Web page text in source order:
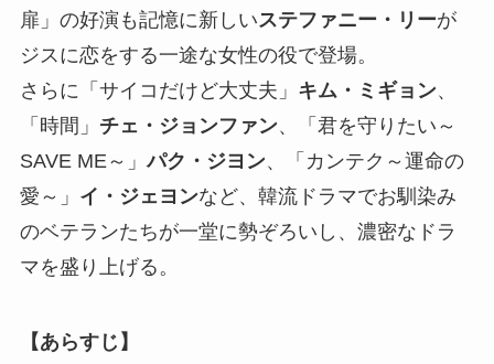
扉」の好演も記憶に新しいステファニー・リーが
ジスに恋をする一途な女性の役で登場。
さらに「サイコだけど大丈夫」 キム・ミギョン、
「時間」 チェ・ジョンファン、「君を守りたい～
SAVE ME～」パク・ジヨン、「カンテク～運命の
愛～」 イ・ジェヨンなど、韓流ドラマでお馴染み
のベテランたちが一堂に勢ぞろいし、濃密なドラ
マを盛り上げる。
【あらすじ】